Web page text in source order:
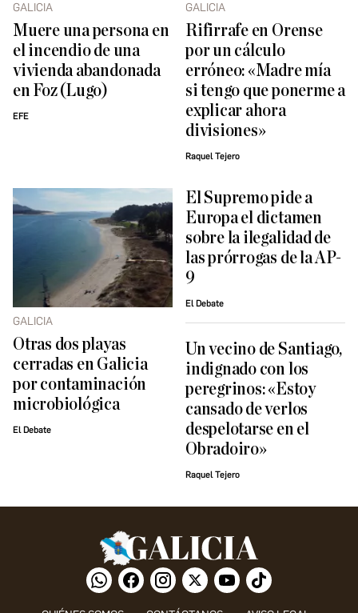
GALICIA
Muere una persona en
el incendio de una
vivienda abandonada
en Foz (Lugo)
EFE
GALICIA
Rifirrafe en Orense
por un cálculo
erróneo: «Madre mía
si tengo que ponerme a
explicar ahora
divisiones»
Raquel Tejero
GALICIA
Otras dos playas
cerradas en Galicia
por contaminación
microbiológica
El Debate
El Supremo pide a
Europa el dictamen
sobre la ilegalidad de
las prórrogas de la AP-
9
El Debate
Un vecino de Santiago,
indignado con los
peregrinos: «Estoy
cansado de verlos
despelotarse en el
Obradoiro»
Raquel Tejero